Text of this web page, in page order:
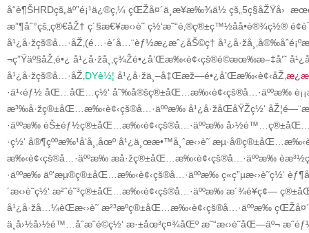
å“è¶ŠHRDçš„äº”é¡¹ä¿®ç‚¼ çŒŽå¤´ä¸æ¥æ‰¾ä½ çš„5ç§åŽŸå›
æ”¶åˆ°çš„ç®€åŽ† ç´§æ€¥æ‹›è˜ ç½‘æ˜“é‚®ç®±ç™½åå•è®¾ç½®
å¹¿å·žçš®å…·åŽ‚(é…·è´å…¨èƒ½æ¿æˆ¿åŠ©ç†
¬ç”Ÿäº§åŽ‚é•¿ å¹¿å·žå¸‚ç¾Žé•¿å’Œæ‰‹è¢‹çš®é©æœ‰æ–‡å‘˜
å¹¿å·žçš®å…·åŽ‚DYè½¦ å¹¿å·žä¸–å‡Œæž—é•¿å’Œæ‰‹è¢‹åŽ‚
·ä¹‹éƒ½ åŒ…åŒ…ç½‘ å˜‰å®šç®±åŒ…æ‰‹è¢‹çš®å…·äººæ‰
æ³‰å·žç®±åŒ…æ‰‹è¢‹çš®å…·äººæ‰ å¹¿å·žåŒåŸŽç½‘
·äººæ‰ èŠ±éƒ½ç®±åŒ…æ‰‹è¢‹çš®å…·äººæ‰
·ç½‘ å®¶çººæ‰¹å‘å¸‚åœº å¹¿ä¸œæ•™å¸ˆæ‹›è˜
æ‰‹è¢‹çš®å…·äººæ‰ æ­å·žç®±åŒ…æ‰‹è¢‹çš®å…·äººæ‰
·äººæ‰ äº‘æµ®ç®±åŒ…æ‰‹è¢‹çš®å…·äººæ‰ ç«ç”µæ‹›è˜ç½‘
´æ‹›è˜ç½‘ æ²ˆé˜³ç®±åŒ…æ‰‹è¢‹çš®å…·äººæ‰ æ´¾é¥­ç¢—
å¹¿å·žå…¼èŒæ‹›è˜ æ²³æºç®±åŒ…æ‰‹è¢‹çš®å…·äººæ‰
ä¸­å›½å›½é™…åˆæˆé©ç½‘ æ·±åœ³ç¤¾åŒº æ˜“æ‹›è˜åŒ—äº¬